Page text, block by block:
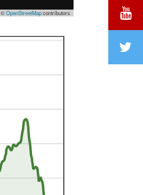
©OpenStreetMapcontributors